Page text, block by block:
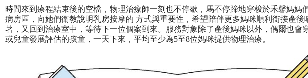
時間來到療程結束後的空檔，物理治療師一刻也不停歇，馬不停蹄地穿梭於禾馨媽媽
病房區，向她們衛教說明乳房按摩的 方式與重要性，希望陪伴更多媽咪順利銜接產後
著，又回到治療室中，等待下一位個案到來。服務對象除了產後媽咪以外，偶爾也會
或兒童發展評估的孩童，一天下來，平均至少為5至8位媽咪提供物理治療。